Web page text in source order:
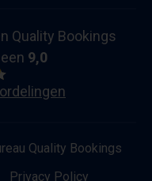
Quality Bookings
9,0
Quality Bookings
Privacy Policy